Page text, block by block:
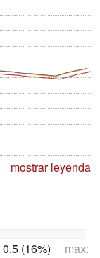
mostrar leyenda
0.5 (16%) max: